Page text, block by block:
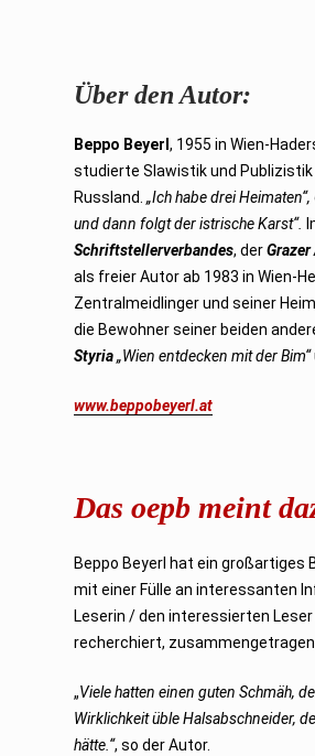
Über den Autor:
Beppo Beyerl, 1955 in Wien-
studierte Slawistik und Publizistik
Russland.„Ich habe drei Heimaten“,
und dann folgt der istrische Karst“.
Schriftstellerverbandes, der
als freier Autor ab 1983 in Wien-
Zentralmeidlinger und seiner
die Bewohner seiner beiden
Styria „Wien entdecken mit der Bim“
www.beppobeyerl.at
Das oepb meint
Beppo Beyerl hat ein
mit einer Fülle an interessanten
Leserin / den interessierten
recherchiert,
„Viele hatten einen guten Schmäh,
Wirklichkeit üble Halsabschneider,
hätte.“, so der Autor.